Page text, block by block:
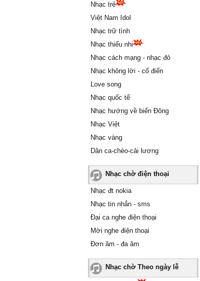
Nhạc trẻ
Việt Nam Idol
Nhạc trữ tình
Nhạc thiếu nhi
Nhạc cách mạng - nhạc đỏ
Nhạc không lời - cổ điển
Love song
Nhạc quốc tế
Nhạc hướng về biển Đông
Nhạc Việt
Nhạc vàng
Dân ca-chèo-cải lương
Nhạc chờ điện thoại
Nhạc đt nokia
Nhạc tin nhắn - sms
Đại ca nghe điện thoại
Mời nghe điện thoại
Đơn âm - đa âm
Nhạc chờ Theo ngày lễ